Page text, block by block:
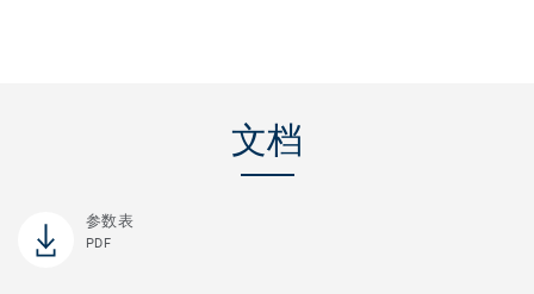
文档
参数表
PDF